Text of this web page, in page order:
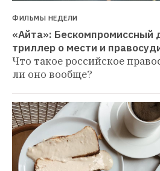
ФИЛЬМЫ НЕДЕЛИ
«Айта»: Бескомпромиссный
триллер о мести и
Что такое российское
ли оно вообще?